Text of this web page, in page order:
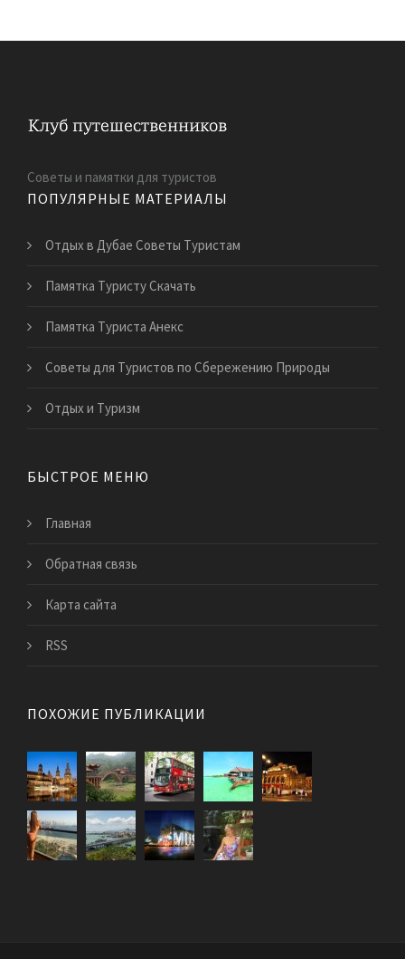
Советы и памятки для туристов
ПОПУЛЯРНЫЕ МАТЕРИАЛЫ
Отдых в Дубае Советы Туристам
Памятка Туристу Скачать
Памятка Туриста Анекс
Советы для Туристов по Сбережению Природы
Отдых и Туризм
БЫСТРОЕ МЕНЮ
Главная
Обратная связь
Карта сайта
RSS
ПОХОЖИЕ ПУБЛИКАЦИИ